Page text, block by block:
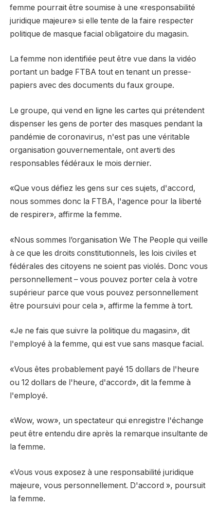
femme pourrait être soumise à une «responsabilité
juridique majeure» si elle tente de la faire respecter
politique de masque facial obligatoire du magasin.
La femme non identifiée peut être vue dans la vidéo
portant un badge FTBA tout en tenant un presse-
papiers avec des documents du faux groupe.
Le groupe, qui vend en ligne les cartes qui prétendent
dispenser les gens de porter des masques pendant la
pandémie de coronavirus, n'est pas une véritable
organisation gouvernementale, ont averti des
responsables fédéraux le mois dernier.
«Que vous défiez les gens sur ces sujets, d'accord,
nous sommes donc la FTBA, l'agence pour la liberté
de respirer», affirme la femme.
«Nous sommes l’organisation We The People qui veille
à ce que les droits constitutionnels, les lois civiles et
fédérales des citoyens ne soient pas violés. Donc vous
personnellement – vous pouvez porter cela à votre
supérieur parce que vous pouvez personnellement
être poursuivi pour cela », affirme la femme à tort.
«Je ne fais que suivre la politique du magasin», dit
l'employé à la femme, qui est vue sans masque facial.
«Vous êtes probablement payé 15 dollars de l'heure
ou 12 dollars de l'heure, d'accord», dit la femme à
l'employé.
«Wow, wow», un spectateur qui enregistre l'échange
peut être entendu dire après la remarque insultante de
la femme.
«Vous vous exposez à une responsabilité juridique
majeure, vous personnellement. D'accord », poursuit
la femme.